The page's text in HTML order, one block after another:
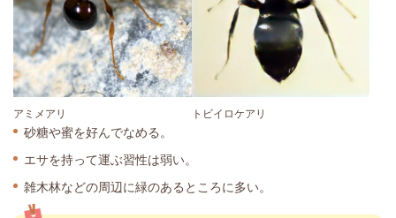
砂糖や蜜を好んでなめる。
エサを持って運ぶ習性は弱い。
雑木林などの周辺に緑のあるところに多い。
アミメアリ トビイロケアリ